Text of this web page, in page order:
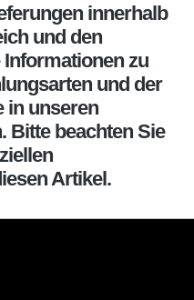
innerhalb
und den
zu
und der
in unseren
Bitte beachten Sie
Artikel.